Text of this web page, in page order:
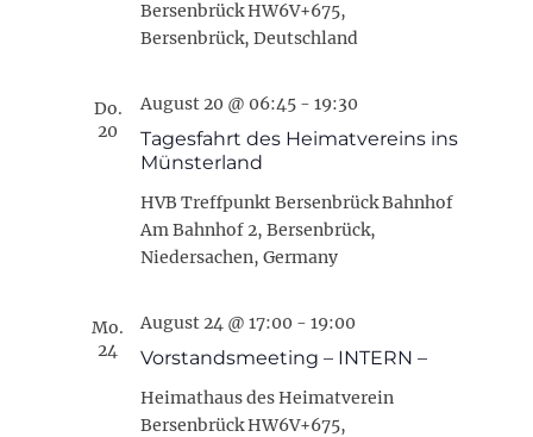
BersenbrückHW6V+675,
Bersenbrück, Deutschland
Do.
20
Tagesfahrt des Heimatvereins ins
Münsterland
August 20 @ 06:45- 19:30
HVB Treffpunkt Bersenbrück Bahnhof
Am Bahnhof 2, Bersenbrück,
Niedersachen, Germany
Mo.
24
Vorstandsmeeting – INTERN –
August 24 @ 17:00 - 19:00
Heimathaus des Heimatverein
BersenbrückHW6V+675,